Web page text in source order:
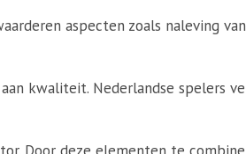
aspecten zoals naleving
kwaliteit. Nederlandse spelers